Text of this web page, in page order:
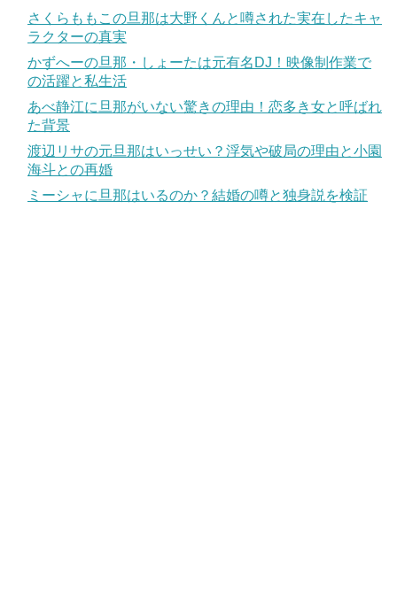
さくらももこの旦那は大野くんと噂された実在したキャ
ラクターの真実
かずへーの旦那・しょーたは元有名DJ！映像制作業で
の活躍と私生活
あべ静江に旦那がいない驚きの理由！恋多き女と呼ばれ
た背景
渡辺リサの元旦那はいっせい？浮気や破局の理由と小園
海斗との再婚
ミーシャに旦那はいるのか？結婚の噂と独身説を検証